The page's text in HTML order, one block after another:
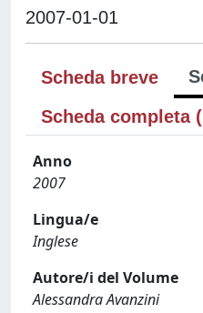
2007-01-01
Scheda breve
Scheda completa
Anno
2007
Lingua/e
Inglese
Autore/i del Volume
Alessandra Avanzini